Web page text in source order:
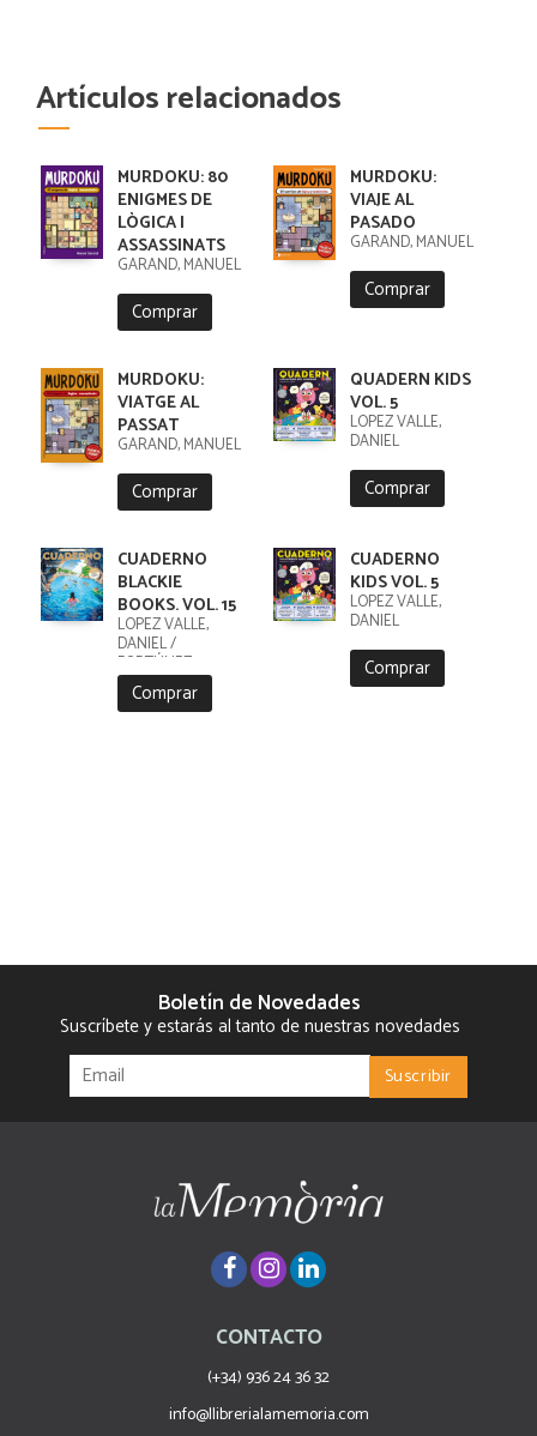
Artículos relacionados
MURDOKU: 80
ENIGMES DE
LÒGICA I
ASSASSINATS
GARAND, MANUEL
Comprar
MURDOKU:
VIAJE AL
PASADO
GARAND, MANUEL
Comprar
MURDOKU:
VIATGE AL
PASSAT
GARAND, MANUEL
Comprar
QUADERN KIDS
VOL. 5
LÓPEZ VALLE,
DANIEL
Comprar
CUADERNO
BLACKIE
BOOKS. VOL. 15
LÓPEZ VALLE,
DANIEL /
FORTÚNEZ,
CRISTOBAL
Comprar
CUADERNO
KIDS VOL. 5
LÓPEZ VALLE,
DANIEL
Comprar
Boletín de Novedades
Suscríbete y estarás al tanto de nuestras novedades
CONTACTO
(+34) 936 24 36 32
info@llibrerialamemoria.com